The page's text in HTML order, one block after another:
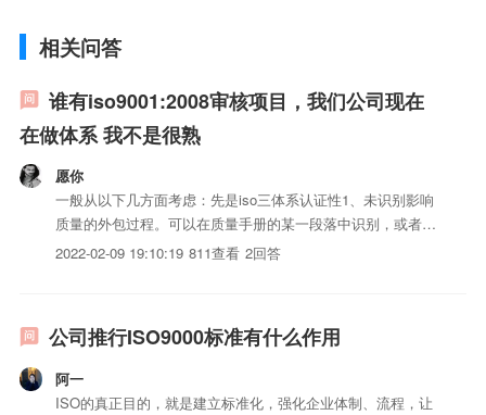
相关问答
谁有iso9001:2008审核项目，我们公司现在
在做体系 我不是很熟
愿你
一般从以下几方面考虑：先是iso三体系认证性1、未识别影响
质量的外包过程。可以在质量手册的某一段落中识别，或者编
制单独的外包过程控制程序。2、未对外包方的选择和评价进
2022-02-09 19:10:19 811查看 2回答
公司推行ISO9000标准有什么作用
阿一
ISO的真正目的，就是建立标准化，强化企业体制、流程，让